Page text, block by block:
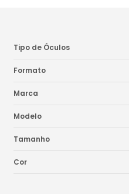
Tipo de Óculos
Formato
Marca
Modelo
Tamanho
Cor